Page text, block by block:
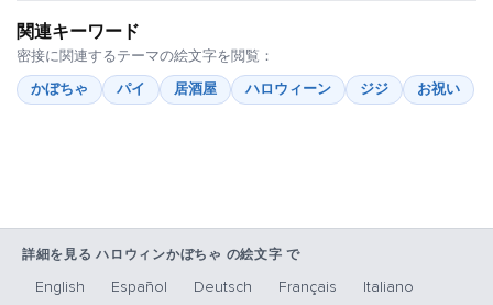
関連キーワード
密接に関連するテーマの絵文字を閲覧：
かぼちゃ
パイ 居酒屋 ハロウィーン ジジ お祝い
詳細を見る ハロウィンかぼちゃ の絵文字 で
English Español Deutsch Français
Italiano